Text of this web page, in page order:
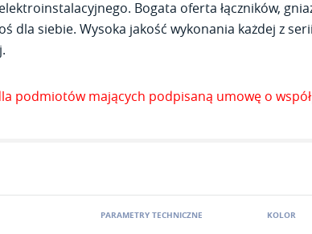
Bogata oferta łączników,
dla siebie. Wysoka jakość wykonania każdej z
podmiotów mających podpisaną umowę o
PARAMETRY TECHNICZNE KOLOR